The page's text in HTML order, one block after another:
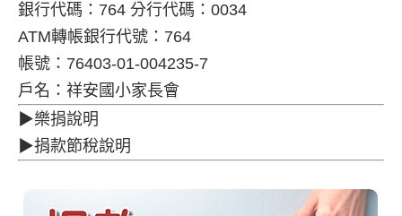
銀行代碼：764 分行代碼：0034
ATM轉帳銀行代號：764
帳號：76403-01-004235-7
戶名：祥安國小家長會
▶樂捐說明
▶捐款節稅說明